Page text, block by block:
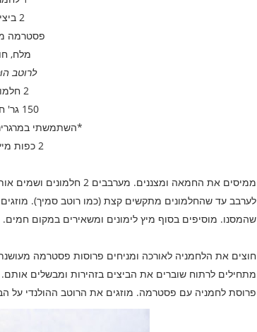
2 ביצים
פסטרמה
מלח,
לרוטב
2 חלמונים
150 גר' חמאה
*השתמשתי
2 כפות מיץ לימון
ממיסים את החמאה ומצננים.
לערבב עד שהחלמונים מתקשים קצת (כמו רוטב סמיך).
שהמסנו. מוסיפים בסוף מיץ לימונים ומשאירים במקום חמים.
חוצים את הלחמניה לאורכה ומניחים פרוסות פסטרמה
מתחילים לרתוח שוברים את הביצים בזהירות ומבשלים
פרוסת לחמניה עם פסטרמה. מוזגים את הרוטב ההולנדי על